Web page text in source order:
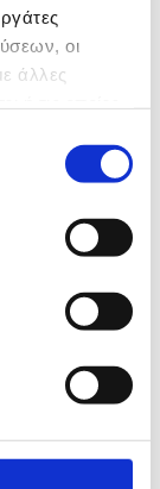
οι
άλλες